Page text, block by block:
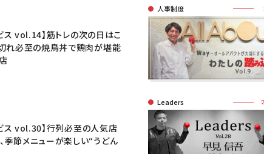
ス vol.14】筋トレの次の日はこ
れ必至の焼鳥丼で鶏肉が堪能
ス vol.30】行列必至の人気店
季節メニューが楽しい“うどん
人事制度
Leaders